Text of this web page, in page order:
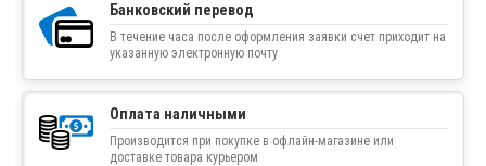
Банковский перевод
В течение часа после оформления заявки счет приходит на
указанную электронную почту
Оплата наличными
Производится при покупке в офлайн-магазине или
доставке товара курьером